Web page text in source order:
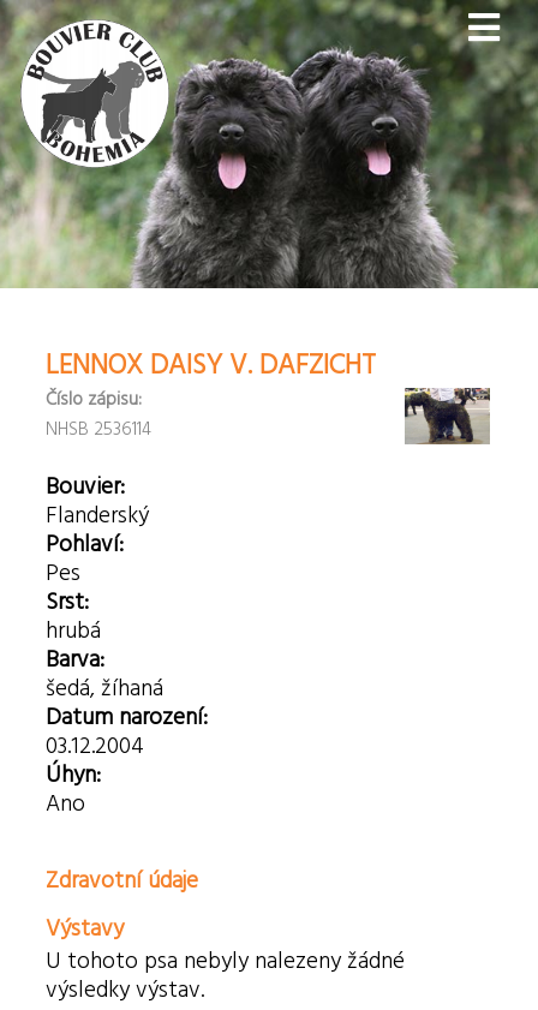
LENNOX DAISY V. DAFZICHT
Číslo zápisu:
NHSB 2536114
Bouvier:
Flanderský
Pohlaví:
Pes
Srst:
hrubá
Barva:
šedá, žíhaná
Datum narození:
03.12.2004
Úhyn:
Ano
Zdravotní údaje
Výstavy
U tohoto psa nebyly nalezeny žádné
výsledky výstav.